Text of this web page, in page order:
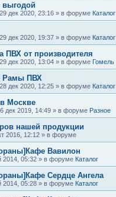
29 дек 2020, 23:16 » в форуме Каталог
29 дек 2020, 19:37 » в форуме Каталог
ПВХ от производителя
29 дек 2020, 13:04 » в форуме Гомель
Рамы ПВХ
28 дек 2020, 12:25 » в форуме Каталог
Москве
дек 2019, 14:49 » в форуме Разное
нашей продукции
2016, 12:12 » в форуме
Вавилон
2014, 05:32 » в форуме Каталог
Сердце Ангела
2014, 05:28 » в форуме Каталог